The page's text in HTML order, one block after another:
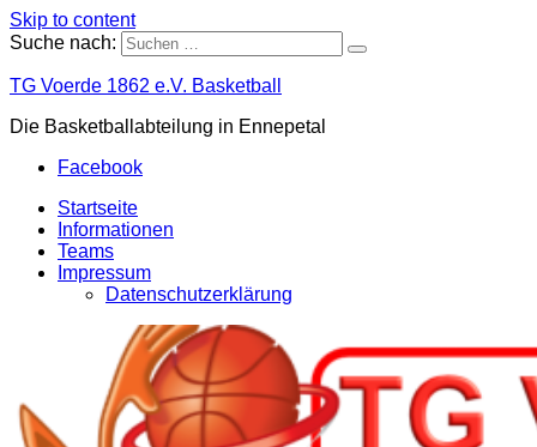
Skip to content
Suche nach:
TG Voerde 1862 e.V. Basketball
Die Basketballabteilung in Ennepetal
Facebook
Startseite
Informationen
Teams
Impressum
Datenschutzerklärung